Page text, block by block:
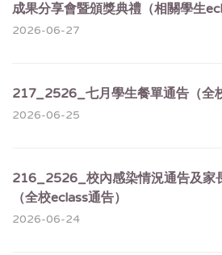
成果分享會暨頒獎典禮（相關學生
2026-06-27
217_2526_七月學生餐單通告（全
2026-06-25
216_2526_校內感染情況通告及家
（全校eclass通告）
2026-06-24